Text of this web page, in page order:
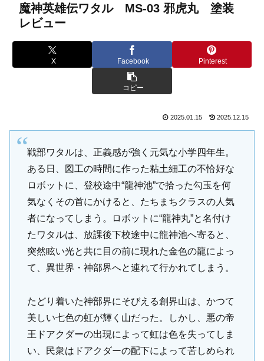
魔神英雄伝ワタル MS-03 邪虎丸 塗装
レビュー
X Facebook Pinterest
コピー
2025.01.15 2025.12.15
戦部ワタルは、正義感が強く元気な小学四年生。
ある日、図工の時間に作った粘土細工の不恰好な
ロボットに、登校途中“龍神池”で拾った勾玉を何
気なくその首にかけると、たちまちクラスの人気
者になってしまう。ロボットに“龍神丸”と名付け
たワタルは、放課後下校途中に龍神池へ寄ると、
突然眩い光と共に目の前に現れた金色の龍によっ
て、異世界・神部界へと連れて行かれてしまう。
たどり着いた神部界にそびえる創界山は、かつて
美しい七色の虹が輝く山だった。しかし、悪の帝
王ドアクダーの出現によって虹は色を失ってしま
い、民衆はドアクダーの配下によって苦しめられ